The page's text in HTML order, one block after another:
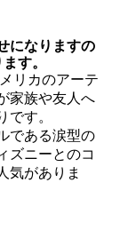
になりますの
す。
リカのアーテ
家族や友人へ
です。
である涙型の
ズニーとのコ
気がありま